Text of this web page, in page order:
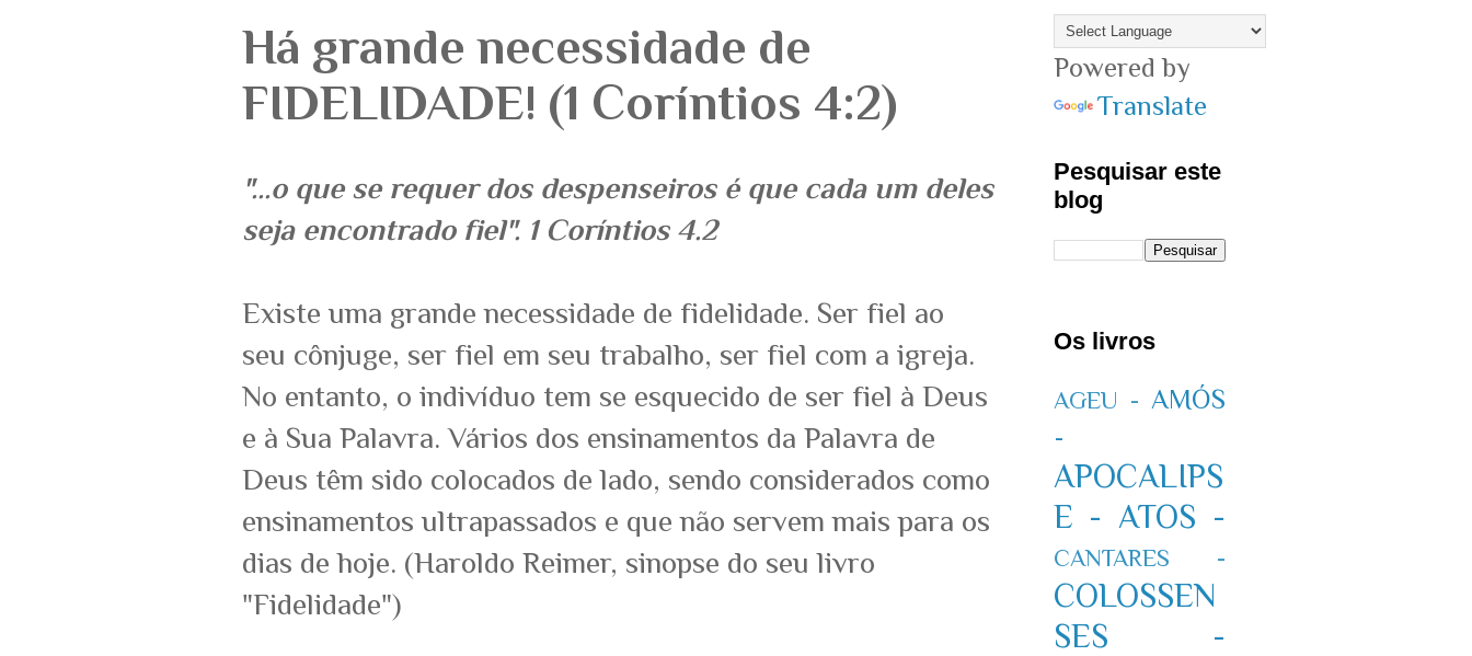
Há grande necessidade de
FIDELIDADE! (1 Coríntios 4:2)
"...o que se requer dos despenseiros é que cada um deles
seja encontrado fiel". 1 Coríntios 4.2
Existe uma grande necessidade de fidelidade. Ser fiel ao
seu cônjuge, ser fiel em seu trabalho, ser fiel com a igreja.
No entanto, o indivíduo tem se esquecido de ser fiel à Deus
e à Sua Palavra. Vários dos ensinamentos da Palavra de
Deus têm sido colocados de lado, sendo considerados como
ensinamentos ultrapassados e que não servem mais para os
dias de hoje. (Haroldo Reimer, sinopse do seu livro
"Fidelidade")
Powered by
Translate
Pesquisar este
blog
Os livros
AGEU - AMÓS
-
APOCALIPS
E - ATOS -
CANTARES -
COLOSSEN
SES -